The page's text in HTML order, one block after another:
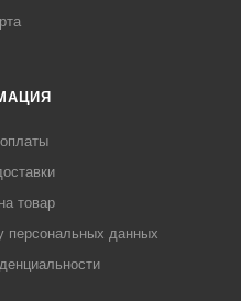
товар
персональных данных